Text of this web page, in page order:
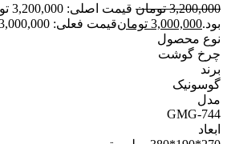
3,200,000 تومان
قیمت
بود.3,000,000 تومانقیمت فعلی: 3,000,000 تومان.
نوع محصول
چرخ گوشت
برند
گوسونیک
مدل
GMG-744
ابعاد